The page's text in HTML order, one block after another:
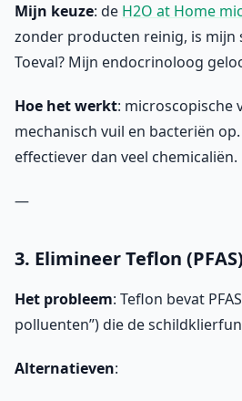
Mijn keuze: de H2O at Home
zonder producten reinig, is mijn
Toeval? Mijn endocrinoloog
Hoe het werkt: microscopische
mechanisch vuil en bacteriën
effectiever dan veel chemicaliën.
—
3. Elimineer Teflon
Het probleem: Teflon bevat
polluenten”) die de
Alternatieven: